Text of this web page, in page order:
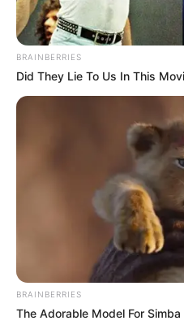
BRAINBERRIES
Did They Lie To Us In This
BRAINBERRIES
The Adorable Model For